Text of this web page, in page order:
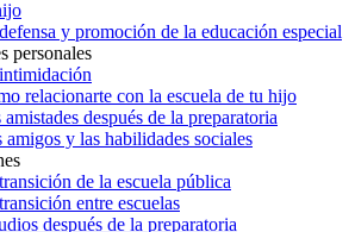
y promoción de la educación especial
personales
relacionarte con la escuela de tu hijo
amistades después de la preparatoria
amigos y las habilidades sociales
de la escuela pública
entre escuelas
después de la preparatoria